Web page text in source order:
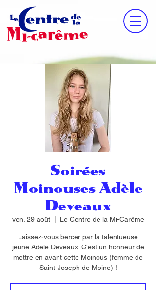
Soirées
Moinouses Adèle
Deveaux
ven. 29 août
  |
Le Centre de la Mi-Carême
Laissez-vous bercer par la talentueuse
jeune Adèle Deveaux. C'est un honneur de
mettre en avant cette Moinous (femme de
Saint-Joseph de Moine) !